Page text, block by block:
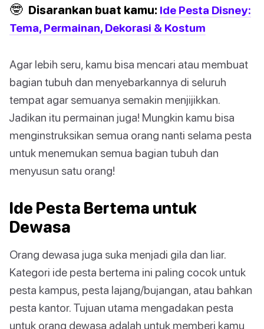
🤓 Disarankan buat kamu: Ide Pesta Disney:
Tema, Permainan, Dekorasi & Kostum
Agar lebih seru, kamu bisa mencari atau membuat
bagian tubuh dan menyebarkannya di seluruh
tempat agar semuanya semakin menjijikkan.
Jadikan itu permainan juga! Mungkin kamu bisa
menginstruksikan semua orang nanti selama pesta
untuk menemukan semua bagian tubuh dan
menyusun satu orang!
Ide Pesta Bertema untuk
Dewasa
Orang dewasa juga suka menjadi gila dan liar.
Kategori ide pesta bertema ini paling cocok untuk
pesta kampus, pesta lajang/bujangan, atau bahkan
pesta kantor. Tujuan utama mengadakan pesta
untuk orang dewasa adalah untuk memberi kamu